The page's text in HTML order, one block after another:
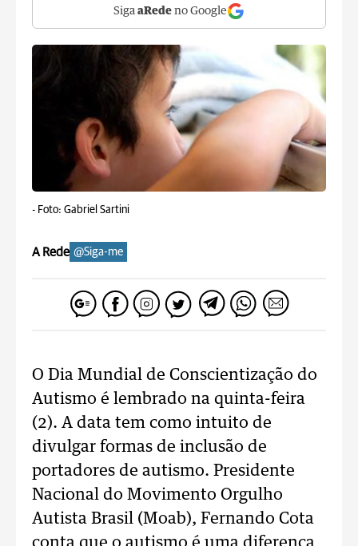
Siga aRede no Google
- Foto: Gabriel Sartini
A Rede @Siga-me
O Dia Mundial de Conscientização do
Autismo é lembrado na quinta-feira
(2). A data tem como intuito de
divulgar formas de inclusão de
portadores de autismo. Presidente
Nacional do Movimento Orgulho
Autista Brasil (Moab), Fernando Cota
conta que o autismo é uma diferença